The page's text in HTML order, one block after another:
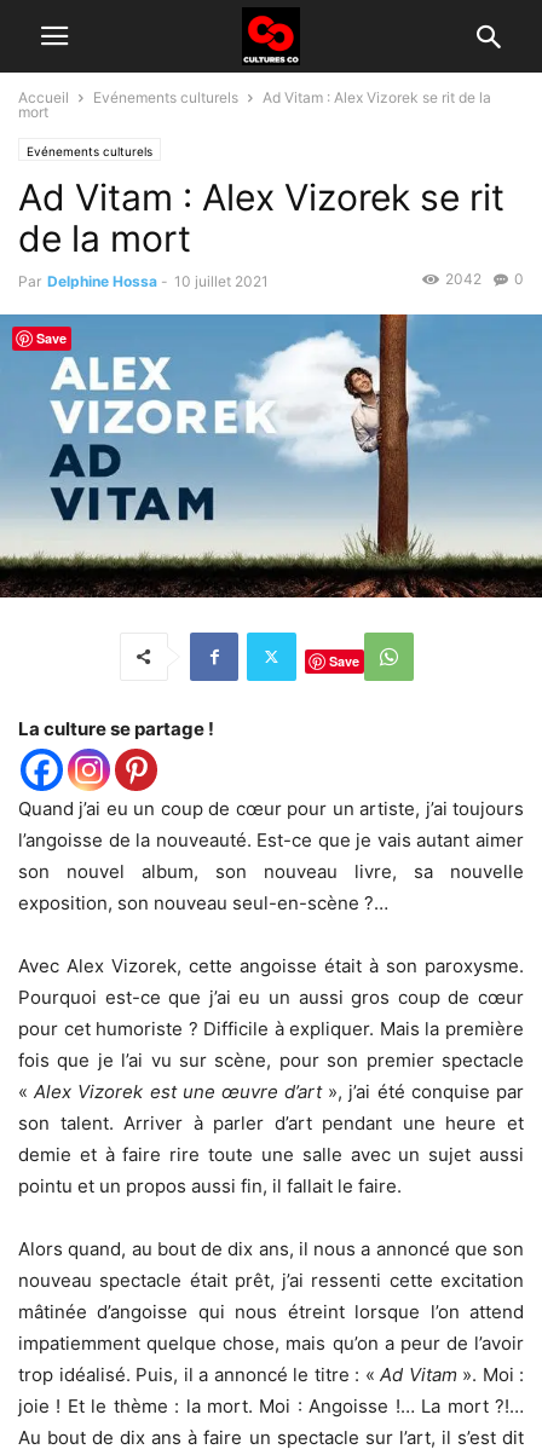
Accueil Evénements culturels
Ad Vitam : Alex Vizorek se rit de la
mort
Evénements culturels
Ad Vitam : Alex Vizorek se rit
de la mort
Par Delphine Hossa - 10 juillet 2021 0
2042
Save
La culture se partage !
Quand j’ai eu un coup de cœur pour un artiste, j’ai toujours
l’angoisse de la nouveauté. Est-ce que je vais autant aimer
son nouvel album, son nouveau livre, sa nouvelle
exposition, son nouveau seul-en-scène ?…
Avec Alex Vizorek, cette angoisse était à son paroxysme.
Pourquoi est-ce que j’ai eu un aussi gros coup de cœur
pour cet humoriste ? Difficile à expliquer. Mais la première
fois que je l’ai vu sur scène, pour son premier spectacle
«Alex Vizorek est une œuvre d’art », j’ai été conquise par
son talent. Arriver à parler d’art pendant une heure et
demie et à faire rire toute une salle avec un sujet aussi
pointu et un propos aussi fin, il fallait le faire.
Alors quand, au bout de dix ans, il nous a annoncé que son
nouveau spectacle était prêt, j’ai ressenti cette excitation
mâtinée d’angoisse qui nous étreint lorsque l’on attend
impatiemment quelque chose, mais qu’on a peur de l’avoir
trop idéalisé. Puis, il a annoncé le titre : « Ad Vitam». Moi :
joie ! Et le thème : la mort. Moi : Angoisse !… La mort ?!…
Au bout de dix ans à faire un spectacle sur l’art, il s’est dit
Save